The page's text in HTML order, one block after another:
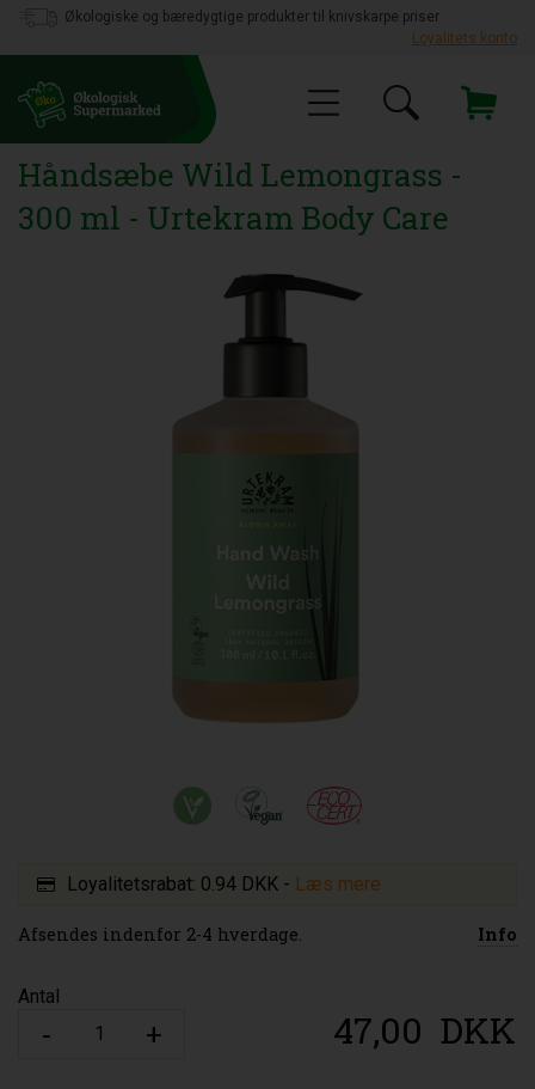
Økologiske og bæredygtige produkter til knivskarpe priser
Loyalitets konto
Håndsæbe Wild Lemongrass -
300 ml - Urtekram Body Care
Loyalitetsrabat: 0.94 DKK - Læs mere
Afsendes indenfor 2-4 hverdage. Info
Antal
47,00 DKK